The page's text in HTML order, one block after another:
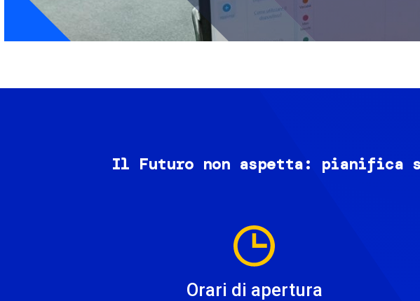
Il Futuro non aspetta: pianifica
Orari di apertura